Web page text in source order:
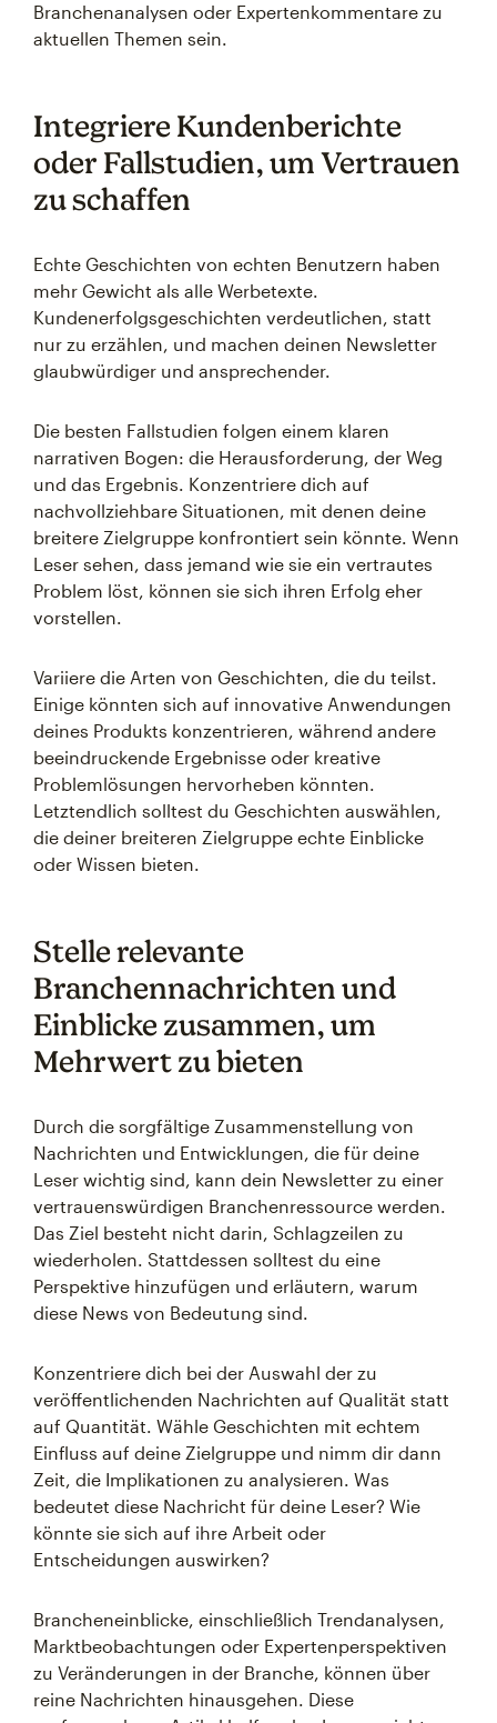
Branchenanalysen oder Expertenkommentare zu
aktuellen Themen sein.
Integriere Kundenberichte
oder Fallstudien, um Vertrauen
zu schaffen
Echte Geschichten von echten Benutzern haben
mehr Gewicht als alle Werbetexte.
Kundenerfolgsgeschichten verdeutlichen, statt
nur zu erzählen, und machen deinen Newsletter
glaubwürdiger und ansprechender.
Die besten Fallstudien folgen einem klaren
narrativen Bogen: die Herausforderung, der Weg
und das Ergebnis. Konzentriere dich auf
nachvollziehbare Situationen, mit denen deine
breitere Zielgruppe konfrontiert sein könnte. Wenn
Leser sehen, dass jemand wie sie ein vertrautes
Problem löst, können sie sich ihren Erfolg eher
vorstellen.
Variiere die Arten von Geschichten, die du teilst.
Einige könnten sich auf innovative Anwendungen
deines Produkts konzentrieren, während andere
beeindruckende Ergebnisse oder kreative
Problemlösungen hervorheben könnten.
Letztendlich solltest du Geschichten auswählen,
die deiner breiteren Zielgruppe echte Einblicke
oder Wissen bieten.
Stelle relevante
Branchennachrichten und
Einblicke zusammen, um
Mehrwert zu bieten
Durch die sorgfältige Zusammenstellung von
Nachrichten und Entwicklungen, die für deine
Leser wichtig sind, kann dein Newsletter zu einer
vertrauenswürdigen Branchenressource werden.
Das Ziel besteht nicht darin, Schlagzeilen zu
wiederholen. Stattdessen solltest du eine
Perspektive hinzufügen und erläutern, warum
diese News von Bedeutung sind.
Konzentriere dich bei der Auswahl der zu
veröffentlichenden Nachrichten auf Qualität statt
auf Quantität. Wähle Geschichten mit echtem
Einfluss auf deine Zielgruppe und nimm dir dann
Zeit, die Implikationen zu analysieren. Was
bedeutet diese Nachricht für deine Leser? Wie
könnte sie sich auf ihre Arbeit oder
Entscheidungen auswirken?
Brancheneinblicke, einschließlich Trendanalysen,
Marktbeobachtungen oder Expertenperspektiven
zu Veränderungen in der Branche, können über
reine Nachrichten hinausgehen. Diese